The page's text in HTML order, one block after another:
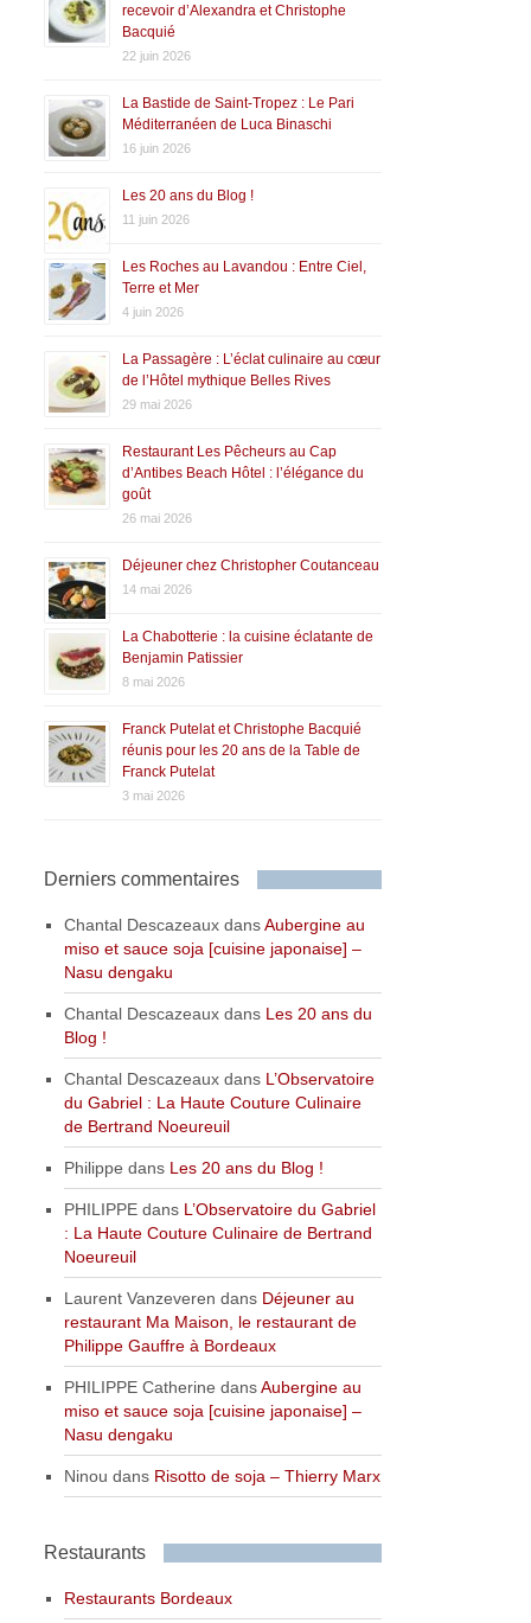
recevoir d’Alexandra et Christophe
Bacquié
22 juin 2026
La Bastide de Saint-Tropez : Le Pari
Méditerranéen de Luca Binaschi
16 juin 2026
Les 20 ans du Blog !
11 juin 2026
Les Roches au Lavandou : Entre Ciel,
Terre et Mer
4 juin 2026
La Passagère : L’éclat culinaire au cœur
de l’Hôtel mythique Belles Rives
29 mai 2026
Restaurant Les Pêcheurs au Cap
d’Antibes Beach Hôtel : l’élégance du
goût
26 mai 2026
Déjeuner chez Christopher Coutanceau
14 mai 2026
La Chabotterie : la cuisine éclatante de
Benjamin Patissier
8 mai 2026
Franck Putelat et Christophe Bacquié
réunis pour les 20 ans de la Table de
Franck Putelat
3 mai 2026
Derniers commentaires
Chantal Descazeaux dansAubergine au
miso et sauce soja [cuisine japonaise] –
Nasu dengaku
Chantal Descazeaux dans Les 20 ans du
Blog !
Chantal Descazeaux dans L’Observatoire
du Gabriel : La Haute Couture Culinaire
de Bertrand Noeureuil
Philippe dans Les 20 ans du Blog !
PHILIPPE dans L’Observatoire du Gabriel
: La Haute Couture Culinaire de Bertrand
Noeureuil
Laurent Vanzeveren dans Déjeuner au
restaurant Ma Maison, le restaurant de
Philippe Gauffre à Bordeaux
PHILIPPE Catherine dansAubergine au
miso et sauce soja [cuisine japonaise] –
Nasu dengaku
Ninou dans Risotto de soja – Thierry Marx
Restaurants
Restaurants Bordeaux